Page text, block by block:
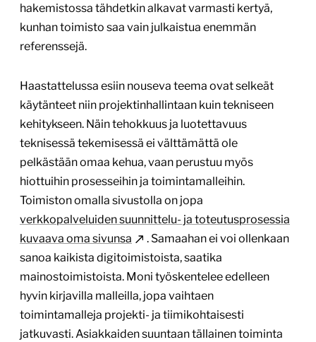
hakemistossa tähdetkin alkavat varmasti kertyä,
kunhan toimisto saa vain julkaistua enemmän
referenssejä.
Haastattelussa esiin nouseva teema ovat selkeät
käytänteet niin projektinhallintaan kuin tekniseen
kehitykseen. Näin tehokkuus ja luotettavuus
teknisessä tekemisessä ei välttämättä ole
pelkästään omaa kehua, vaan perustuu myös
hiottuihin prosesseihin ja toimintamalleihin.
Toimiston omalla sivustolla on jopa
verkkopalveluiden suunnittelu- ja toteutusprosessia
kuvaava oma sivunsa
. Samaahan ei voi ollenkaan
sanoa kaikista digitoimistoista, saatika
mainostoimistoista. Moni työskentelee edelleen
hyvin kirjavilla malleilla, jopa vaihtaen
toimintamalleja projekti- ja tiimikohtaisesti
jatkuvasti. Asiakkaiden suuntaan tällainen toiminta